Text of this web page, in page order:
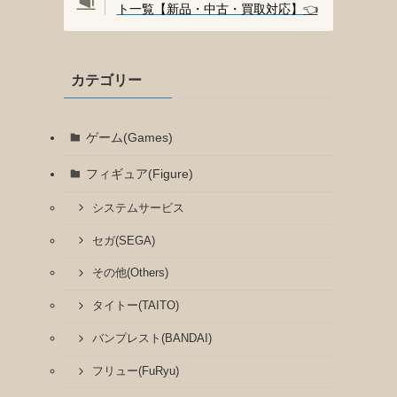
ト一覧【新品・中古・買取対応】 👈️
カテゴリー
ゲーム(Games)
フィギュア(Figure)
システムサービス
セガ(SEGA)
その他(Others)
タイトー(TAITO)
バンプレスト(BANDAI)
フリュー(FuRyu)